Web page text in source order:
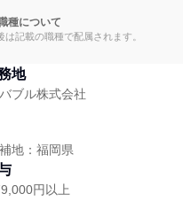
種について
は記載の職種で配属されます。
地
ブル株式会社
地：福岡県
円以上